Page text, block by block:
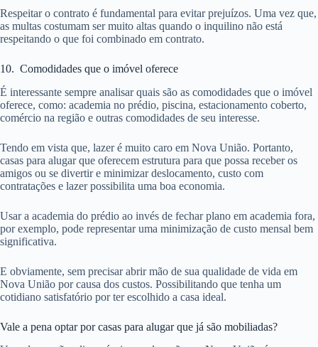
Respeitar o contrato é fundamental para evitar prejuízos. Uma vez que,
as multas costumam ser muito altas quando o inquilino não está
respeitando o que foi combinado em contrato.
10. Comodidades que o imóvel oferece
É interessante sempre analisar quais são as comodidades que o imóvel
oferece, como: academia no prédio, piscina, estacionamento coberto,
comércio na região e outras comodidades de seu interesse.
Tendo em vista que, lazer é muito caro em Nova União. Portanto,
casas para alugar que oferecem estrutura para que possa receber os
amigos ou se divertir e minimizar deslocamento, custo com
contratações e lazer possibilita uma boa economia.
Usar a academia do prédio ao invés de fechar plano em academia fora,
por exemplo, pode representar uma minimização de custo mensal bem
significativa.
E obviamente, sem precisar abrir mão de sua qualidade de vida em
Nova União por causa dos custos. Possibilitando que tenha um
cotidiano satisfatório por ter escolhido a casa ideal.
Vale a pena optar por casas para alugar que já são mobiliadas?